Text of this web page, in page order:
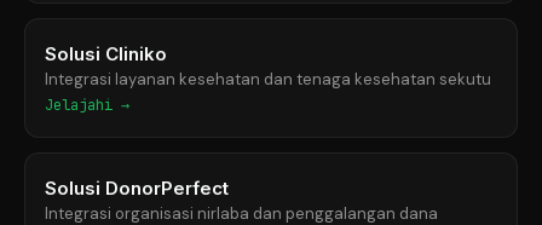
Solusi Cliniko
Integrasi layanan kesehatan dan tenaga kesehatan sekutu
Jelajahi →
Solusi DonorPerfect
Integrasi organisasi nirlaba dan penggalangan dana